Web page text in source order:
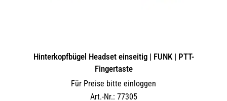
Hinterkopfbügel Headset einseitig | FUNK | PTT-
Fingertaste
Für Preise bitte einloggen
Art.-Nr.: 77305